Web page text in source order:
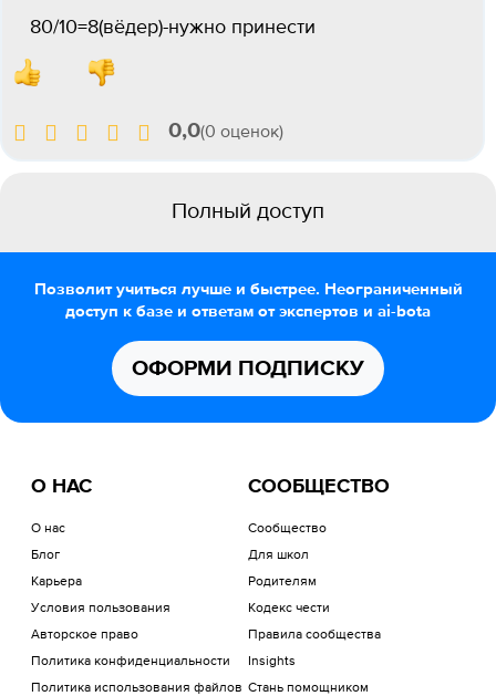
80/10=8(вёдер)-нужно принести
0,0(0 оценок)
Полный доступ
Позволит учиться лучше и быстрее. Неограниченный
доступ к базе и ответам от экспертов и ai-bota
ОФОРМИ ПОДПИСКУ
О НАС
О нас
Блог
Карьера
Условия пользования
Авторское право
Политика конфиденциальности
Политика использования файлов
СООБЩЕСТВО
Сообщество
Для школ
Родителям
Кодекс чести
Правила сообщества
Insights
Стань помощником